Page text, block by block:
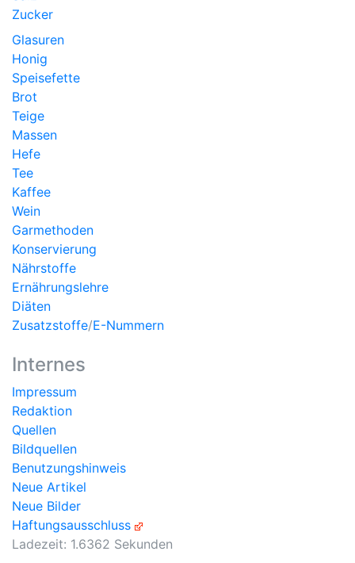
Zucker
Glasuren
Honig
Speisefette
Brot
Teige
Massen
Hefe
Tee
Kaffee
Wein
Garmethoden
Konservierung
Nährstoffe
Ernährungslehre
Diäten
Zusatzstoffe/E-Nummern
Internes
Impressum
Redaktion
Quellen
Bildquellen
Benutzungshinweis
Neue Artikel
Neue Bilder
Haftungsausschluss
Ladezeit: 1.6362 Sekunden